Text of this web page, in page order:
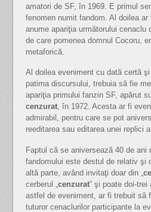
amatori de SF, în 1969. E primul
fenomen numit fandom. Al doilea
anume apariţia următorului cenaclu
de care pomenea domnul Cocoru,
metaforică.
Al doilea eveniment cu dată certă
patima discursului, trebuia să fie
apariţia primului fanzin SF, apărut
cenzurat, în 1972. Acesta ar fi
admirabil, pentru care se pot
reeditarea sau editarea unei replici
Faptul că se aniversează 40 de ani
fandomului este destul de relativ şi
altă parte, având invitaţi doar din „
cerberul „ cenzurat” şi poate doi-
astfel de eveniment, ar fi trebuit să
tuturor cenaclurilor participante la